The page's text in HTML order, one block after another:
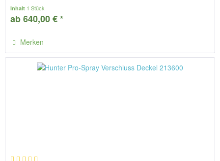
Inhalt 1 Stück
ab 640,00 € *
Merken